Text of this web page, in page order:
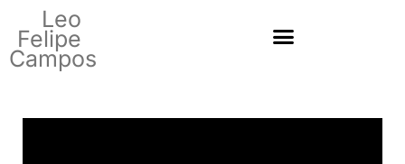
Leo
Felipe
Campos